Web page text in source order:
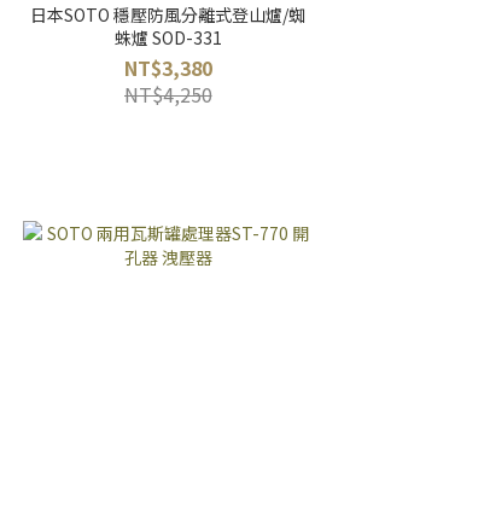
日本SOTO 穩壓防風分離式登山爐/蜘
蛛爐 SOD-331
NT$3,380
NT$4,250